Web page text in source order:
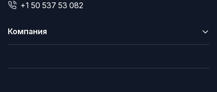
+1 50 537 53 082
Компания